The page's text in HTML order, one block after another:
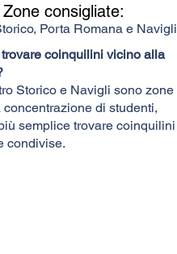
Zone consigliate:
Porta Romana e Navigli
coinquilini vicino alla
Storico e Navigli sono zone
concentrazione di studenti,
semplice trovare coinquilini
condivise.